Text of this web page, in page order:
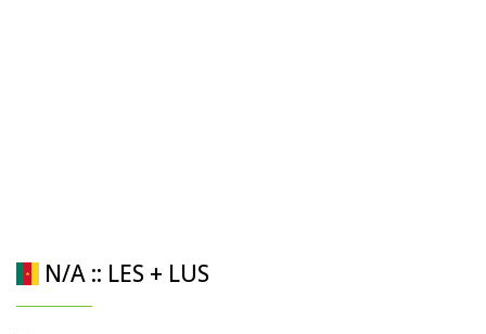
N/A :: LES + LUS